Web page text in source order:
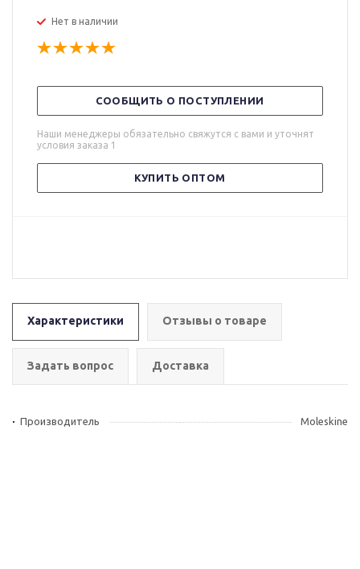
Нет в наличии
СООБЩИТЬ О ПОСТУПЛЕНИИ
Наши менеджеры обязательно свяжутся с вами и уточнят
условия заказа 1
КУПИТЬ ОПТОМ
Характеристики Отзывы о товаре
Задать вопрос Доставка
Производитель Moleskine